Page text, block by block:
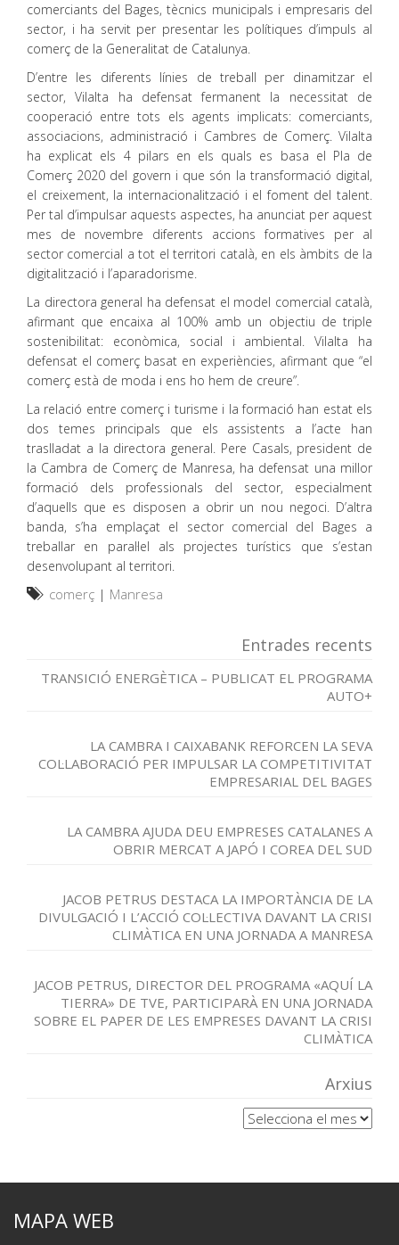
comerciants del Bages, tècnics municipals i empresaris del
sector, i ha servit per presentar les polítiques d’impuls al
comerç de la Generalitat de Catalunya.
D’entre les diferents línies de treball per dinamitzar el
sector, Vilalta ha defensat fermanent la necessitat de
cooperació entre tots els agents implicats: comerciants,
associacions, administració i Cambres de Comerç. Vilalta
ha explicat els 4 pilars en els quals es basa el Pla de
Comerç 2020 del govern i que són la transformació digital,
el creixement, la internacionalització i el foment del talent.
Per tal d’impulsar aquests aspectes, ha anunciat per aquest
mes de novembre diferents accions formatives per al
sector comercial a tot el territori català, en els àmbits de la
digitalització i l’aparadorisme.
La directora general ha defensat el model comercial català,
afirmant que encaixa al 100% amb un objectiu de triple
sostenibilitat: econòmica, social i ambiental. Vilalta ha
defensat el comerç basat en experiències, afirmant que “el
comerç està de moda i ens ho hem de creure”.
La relació entre comerç i turisme i la formació han estat els
dos temes principals que els assistents a l’acte han
traslladat a la directora general. Pere Casals, president de
la Cambra de Comerç de Manresa, ha defensat una millor
formació dels professionals del sector, especialment
d’aquells que es disposen a obrir un nou negoci. D’altra
banda, s’ha emplaçat el sector comercial del Bages a
treballar en paral·lel als projectes turístics que s’estan
desenvolupant al territori.
comerç | Manresa
Entrades recents
TRANSICIÓ ENERGÈTICA – PUBLICAT EL PROGRAMA
AUTO+
LA CAMBRA I CAIXABANK REFORCEN LA SEVA
COL·LABORACIÓ PER IMPULSAR LA COMPETITIVITAT
EMPRESARIAL DEL BAGES
LA CAMBRA AJUDA DEU EMPRESES CATALANES A
OBRIR MERCAT A JAPÓ I COREA DEL SUD
JACOB PETRUS DESTACA LA IMPORTÀNCIA DE LA
DIVULGACIÓ I L’ACCIÓ COL·LECTIVA DAVANT LA CRISI
CLIMÀTICA EN UNA JORNADA A MANRESA
JACOB PETRUS, DIRECTOR DEL PROGRAMA «AQUÍ LA
TIERRA» DE TVE, PARTICIPARÀ EN UNA JORNADA
SOBRE EL PAPER DE LES EMPRESES DAVANT LA CRISI
CLIMÀTICA
Arxius
Arxius
MAPA WEB